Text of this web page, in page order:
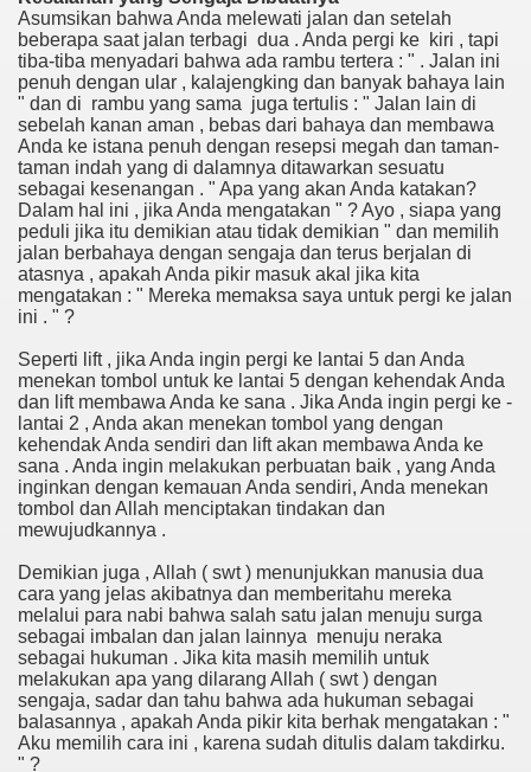
Asumsikan bahwa Anda melewati jalan dan setelah
beberapa saat jalan terbagi dua . Anda pergi ke kiri , tapi
tiba-tiba menyadari bahwa ada rambu tertera : " . Jalan ini
penuh dengan ular , kalajengking dan banyak bahaya lain
" dan di rambu yang sama juga tertulis : " Jalan lain di
sebelah kanan aman , bebas dari bahaya dan membawa
Anda ke istana penuh dengan resepsi megah dan taman-
taman indah yang di dalamnya ditawarkan sesuatu
sebagai kesenangan . " Apa yang akan Anda katakan?
Dalam hal ini , jika Anda mengatakan " ? Ayo , siapa yang
peduli jika itu demikian atau tidak demikian " dan memilih
jalan berbahaya dengan sengaja dan terus berjalan di
atasnya , apakah Anda pikir masuk akal jika kita
mengatakan : " Mereka memaksa saya untuk pergi ke jalan
ini . " ?
Seperti lift , jika Anda ingin pergi ke lantai 5 dan Anda
menekan tombol untuk ke lantai 5 dengan kehendak Anda
dan lift membawa Anda ke sana . Jika Anda ingin pergi ke -
lantai 2 , Anda akan menekan tombol yang dengan
kehendak Anda sendiri dan lift akan membawa Anda ke
sana . Anda ingin melakukan perbuatan baik , yang Anda
inginkan dengan kemauan Anda sendiri, Anda menekan
tombol dan Allah menciptakan tindakan dan
mewujudkannya .
Demikian juga , Allah ( swt ) menunjukkan manusia dua
cara yang jelas akibatnya dan memberitahu mereka
melalui para nabi bahwa salah satu jalan menuju surga
sebagai imbalan dan jalan lainnya menuju neraka
sebagai hukuman . Jika kita masih memilih untuk
melakukan apa yang dilarang Allah ( swt ) dengan
sengaja, sadar dan tahu bahwa ada hukuman sebagai
balasannya , apakah Anda pikir kita berhak mengatakan : "
Aku memilih cara ini , karena sudah ditulis dalam takdirku.
" ?